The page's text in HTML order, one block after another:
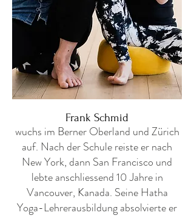
Frank Schmid
wuchs im Berner Oberland und Zürich
auf. Nach der Schule reiste er nach
New York, dann San Francisco und
lebte anschliessend 10 Jahre in
Vancouver, Kanada. Seine Hatha
Yoga-Lehrerausbildung absolvierte er